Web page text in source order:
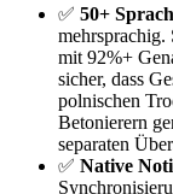
✅ 50+
mehrsprachig.
mit 92%+
sicher, dass
polnischen
Betonierern
separaten
✅ Native